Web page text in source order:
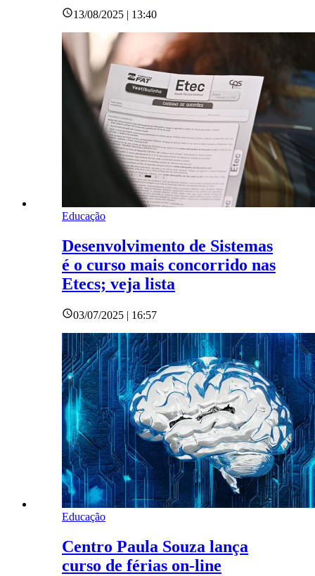
13/08/2025 | 13:40
Educação
Desenvolvimento de Sistemas
é o curso mais concorrido nas
Etecs; veja lista
03/07/2025 | 16:57
Educação
Centro Paula Souza lança
curso de férias on-line